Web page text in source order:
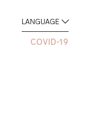
LANGUAGE
COVID-19